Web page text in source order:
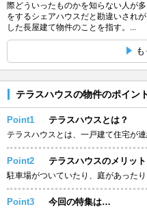
際どういったものかを知らない人が
をするシェアハウスだと勘違いされ
した長屋建て物件のことを指す。...
テラスハウスの物件のポイン
Point1 テラスハウスとは？
テラスハウスとは、一戸建て住宅が
Point2 テラスハウスのメリット
駐車場がついていたり、庭があった
Point3 今回の特集は…